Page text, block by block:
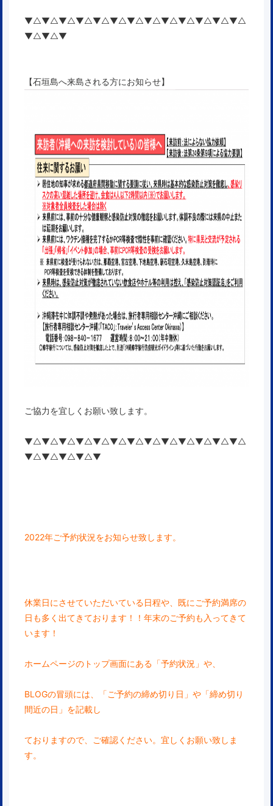
▼△▼△▼△▼△▼△▼△▼△▼△▼△▼△▼△▼△▼△
▼△▼△▼
【石垣島へ来島される方にお知らせ】
ご協力を宜しくお願い致します。
▼△▼△▼△▼△▼△▼△▼△▼△▼△▼△▼△▼△▼△
▼△▼△▼△▼△▼
2022年ご予約状況をお知らせ致します。
休業日にさせていただいている日程や、既にご予約満席の
日も多く出てきております！！年末のご予約も入ってきて
います！
ホームページのトップ画面にある「予約状況」や、
BLOGの冒頭には、「ご予約の締め切り日」や「締め切り
間近の日」を記載し
ておりますので、ご確認ください。宜しくお願い致しま
す。